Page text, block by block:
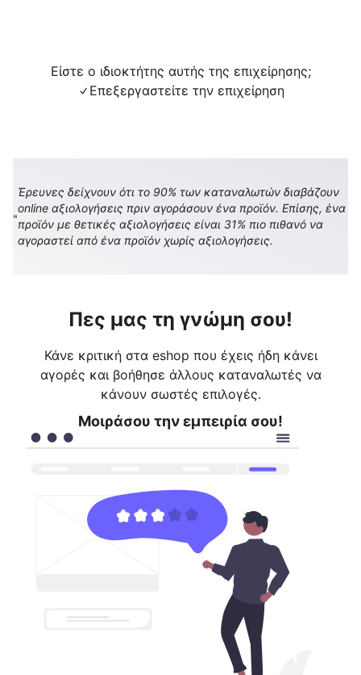
Είστε ο ιδιοκτήτης αυτής της επιχείρησης;
Επεξεργαστείτε την επιχείρηση
Έρευνες δείχνουν ότι το 90% των καταναλωτών διαβάζουν
online αξιολογήσεις πριν αγοράσουν ένα προϊόν. Επίσης, ένα
προϊόν με θετικές αξιολογήσεις είναι 31% πιο πιθανό να
αγοραστεί από ένα προϊόν χωρίς αξιολογήσεις.
Πες μας τη γνώμη σου!
Κάνε κριτική στα eshop που έχεις ήδη κάνει
αγορές και βοήθησε άλλους καταναλωτές να
κάνουν σωστές επιλογές.
Μοιράσου την εμπειρία σου!